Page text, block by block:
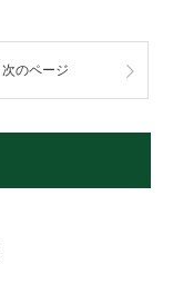
次のページ